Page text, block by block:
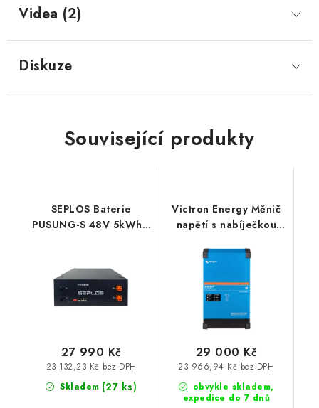
Prodejna NEHVIZDY
KONTAKTY
ZPĚTNÝ ODBĚR ELEKTROZAŘÍZENÍ, BATERIÍ A
Videa (2)
Diskuze
Související produkty
SEPLOS Baterie
PUSUNG-S 48V 5kWh s
Skladem (27 ks)
23 132,23 Kč bez DPH
27 990 Kč
Victron Energy Měnič
napětí s nabíječkou
5000VA/70-50, 48V
obvykle skladem,
expedice do 7 dnů
23 966,94 Kč bez DPH
29 000 Kč